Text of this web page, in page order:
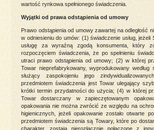
wartość rynkowa spełnionego świadczenia.
Wyjątki od prawa odstąpienia od umowy
Prawo odstąpienia od umowy zawartej na odległość
w odniesieniu do umów: (1) świadczenie usług, jeżeli
usługę za wyraźną zgodą konsumenta, który
rozpoczęciem świadczenia, że po spełnieniu
utraci prawo odstąpienia od umowy; (2) w której
Towar nieprefabrykowany, wyprodukowany według
służący zaspokojeniu jego
przedmiotem świadczenia jest Towar ulegający
krótki termin przydatności do użycia; (4) w której
Towar dostarczany w zapieczętowanym
opakowania nie można zwrócić ze względu na
higienicznych, jeżeli opakowanie zostało otwarte
przedmiotem świadczenia są Towary, które po
charakter, zostają nierozłącznie połączone z